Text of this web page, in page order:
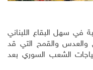
في سهل البقاع اللبناني
والعدس والقمح التي قد
الشعب السوري بعد